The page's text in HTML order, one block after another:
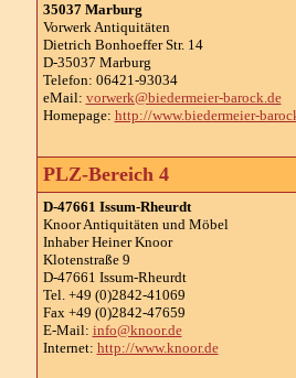
35037 Marburg
Vorwerk Antiquitäten
Dietrich Bonhoeffer Str. 14
D-35037 Marburg
Telefon: 06421-93034
eMail: vorwerk@biedermeier-barock.de
Homepage: http://www.biedermeier-
PLZ-Bereich 4
D-47661 Issum-Rheurdt
Knoor Antiquitäten und Möbel
Inhaber Heiner Knoor
Klotenstraße 9
D-47661 Issum-Rheurdt
Tel. +49 (0)2842-41069
Fax +49 (0)2842-47659
E-Mail: info@knoor.de
Internet: http://www.knoor.de